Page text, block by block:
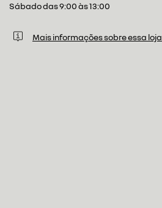
Sábado das 9:00 às 13:00
Mais informações sobre essa loja